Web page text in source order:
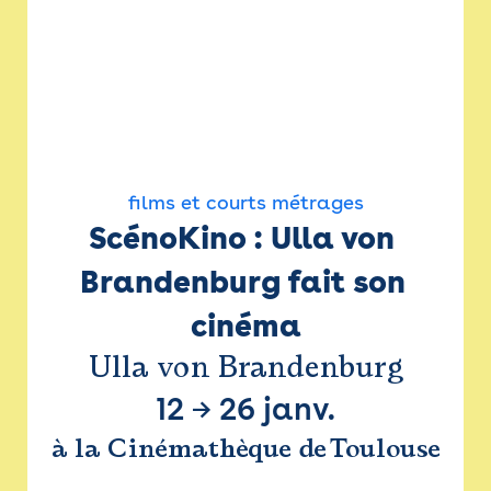
films et courts métrages
ScénoKino : Ulla von
Brandenburg fait son
cinéma
Ulla von Brandenburg
12 → 26 janv.
à la Cinémathèque de Toulouse